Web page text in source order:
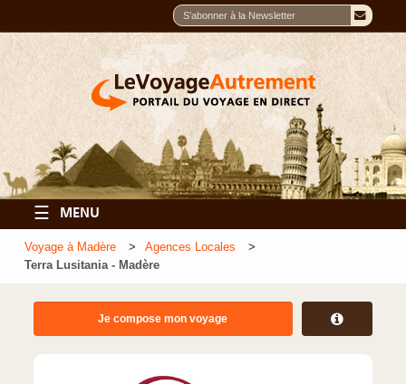
☰ MENU
Voyage à Madère
Agences Locales
Terra Lusitania - Madère
Je compose mon voyage